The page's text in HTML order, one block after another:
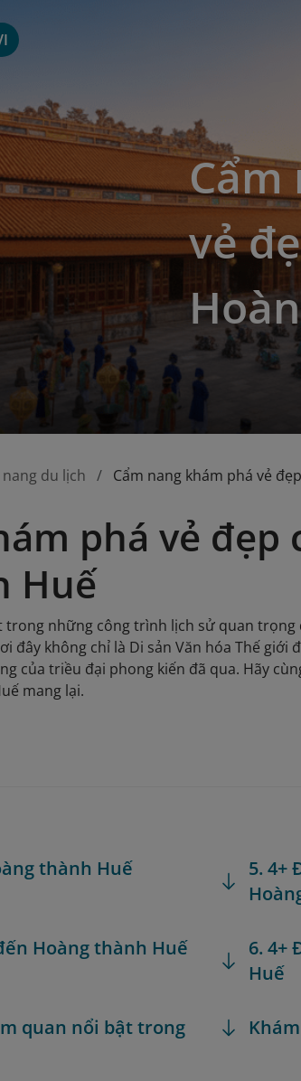
Cẩm
vẻ
nang du lịch Cẩm nang khám phá vẻ
phá vẻ đẹp
Huế
trong những công trình lịch sử quan
đây không chỉ là Di sản Văn hóa Thế giới
của triều đại phong kiến đã qua. Hãy
mang lại.
thành Huế
Hoàng thành Huế
quan nổi bật trong
5. 4+
6. 4+
Huế